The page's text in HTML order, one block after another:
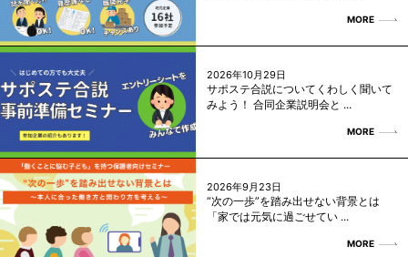
MORE
2026年10月29日
サポステ合説についてくわしく聞いて
みよう！ 合同企業説明会と ...
MORE
2026年9月23日
“次の一歩”を踏み出せない背景とは
「家では元気に過ごせてい ...
MORE